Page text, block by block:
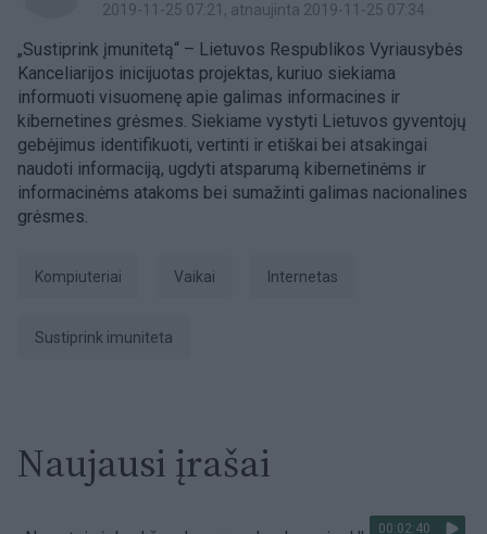
2019-11-25 07:21 , atnaujinta 2019-11-25 07:34
„Sustiprink įmunitetą“ – Lietuvos Respublikos Vyriausybės
Kanceliarijos inicijuotas projektas, kuriuo siekiama
informuoti visuomenę apie galimas informacines ir
kibernetines grėsmes. Siekiame vystyti Lietuvos gyventojų
gebėjimus identifikuoti, vertinti ir etiškai bei atsakingai
naudoti informaciją, ugdyti atsparumą kibernetinėms ir
informacinėms atakoms bei sumažinti galimas nacionalines
grėsmes.
Kompiuteriai Vaikai Internetas
Sustiprink imuniteta
Naujausi įrašai
00:02:40